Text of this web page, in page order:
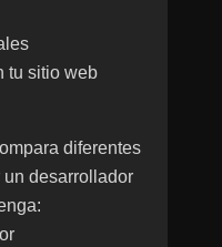
tu sitio web
diferentes
desarrollador